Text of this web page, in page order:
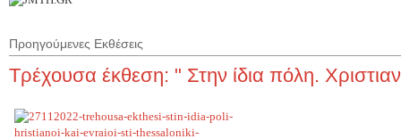
Προηγούμενες Εκθέσεις
Τρέχουσα έκθεση: " Στην ίδια πόλη.